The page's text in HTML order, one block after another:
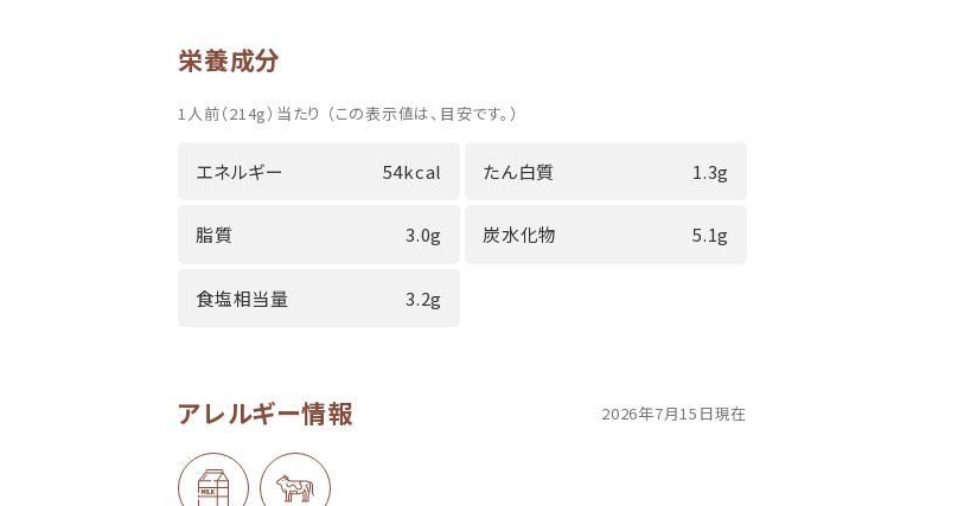
栄養成分
1人前（214g）当たり （この表示値は、目安です。）
エネルギー 54kcal たん白質 1.3g
脂質 3.0g 炭水化物 5.1g
食塩相当量 3.2g
アレルギー情報 2026年7月15日現在